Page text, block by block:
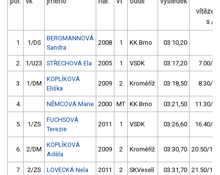
s /
1. 1/DS
BERGMANNOVÁ
Sandra
2008 1 KK Brno 03:10,20
2. 1/U23 STŘECHOVÁ Ela 2005 1 VSDK 03:17,20 7.00/
3. 1/DM
KOPLÍKOVÁ
Eliška
2009 2 Kroměříž 03:18,50 8.30/
4. NĚMCOVÁ Marie 2000 MT KK Brno 03:21,50 11.30/
5. 1/ZS
FUCHSOVÁ
Terezie
2011 1 VSDK 03:26,60 16.40/
6. 2/DM
KOPLÍKOVÁ
Adéla
2009 2 Kroměříž 03:30,70 20.50/
7. 2/ZS LOVECKÁ Nela 2011 2 SKVeselí 03:31,70 21.50/